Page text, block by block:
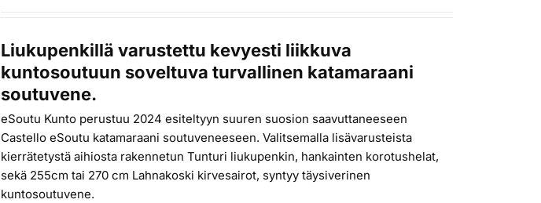
350,00 €. 990,00 €.
Liukupenkillä varustettu kevyesti liikkuva
kuntosoutuun soveltuva turvallinen katamaraani
soutuvene.
eSoutu Kunto perustuu 2024 esiteltyyn suuren suosion saavuttaneeseen
Castello eSoutu katamaraani soutuveneeseen. Valitsemalla lisävarusteista
kierrätetystä aihiosta rakennetun Tunturi liukupenkin, hankainten korotushelat,
sekä 255cm tai 270 cm Lahnakoski kirvesairot, syntyy täysiverinen
kuntosoutuvene.